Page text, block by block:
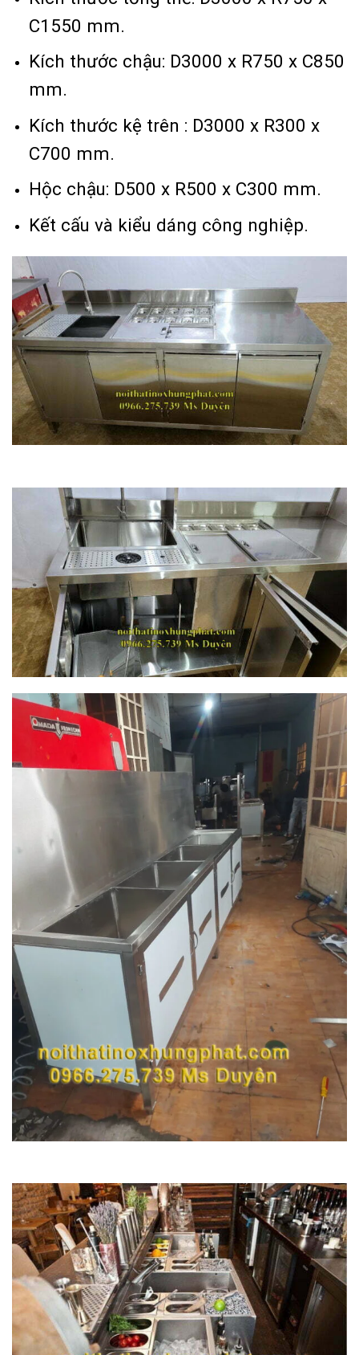
C1550 mm.
Kích thước chậu: D3000 x R750 x C850
mm.
Kích thước kệ trên : D3000 x R300 x
C700 mm.
Hộc chậu: D500 x R500 x C300 mm.
Kết cấu và kiểu dáng công nghiệp.